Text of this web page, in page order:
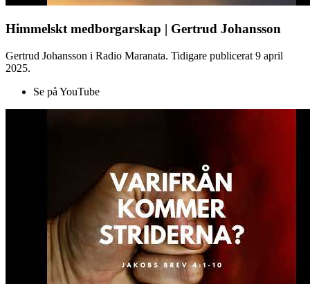
Himmelskt medborgarskap | Gertrud Johansson
Gertrud Johansson i Radio Maranata. Tidigare publicerat 9 april
2025.
Se på YouTube